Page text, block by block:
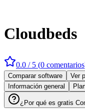
Cloudbeds
0.0 / 5 (0 comentarios
Comparar software
Ver
Información general
¿Por qué es gratis